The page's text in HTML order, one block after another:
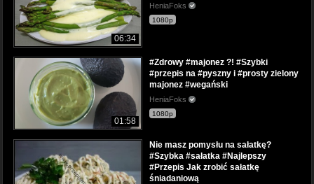
06:34
HeniaFoks
1080p
01:58
#Zdrowy #majonez ?! #Szybki
#przepis na #pyszny i #prosty zielony
majonez #wegański
HeniaFoks
1080p
Nie masz pomysłu na sałatkę?
#Szybka #sałatka #Najlepszy
#Przepis Jak zrobić sałatkę
śniadaniową